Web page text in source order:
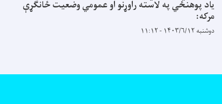
یاد پوهنځي په لاسته راوړنو او عمومي وضعیت ځانګړې
مرکه:
دوشنبه ۱۴۰۳/۶/۱۲ - ۱۱:۱۲